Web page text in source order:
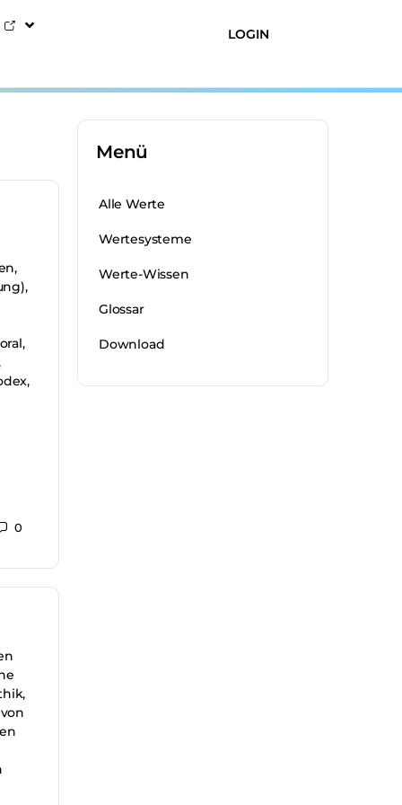
LOGIN
0
Menü
Alle Werte
Wertesysteme
Werte-Wissen
Glossar
Download